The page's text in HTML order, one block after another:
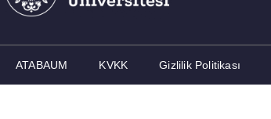
ATABAUM KVKK Gizlilik Politikası